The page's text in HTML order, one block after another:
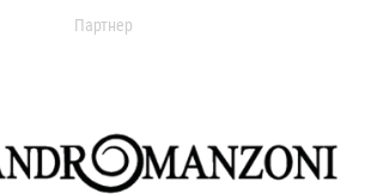
Партнер